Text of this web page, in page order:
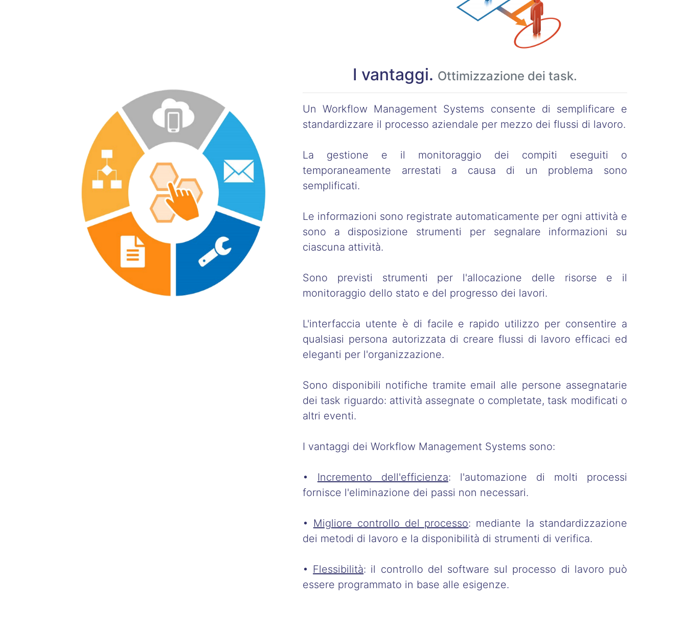
I vantaggi. Ottimizzazione dei task.
Un Workflow Management Systems consente di semplificare e
standardizzare il processo aziendale per mezzo dei flussi di lavoro.
La gestione e il monitoraggio dei compiti eseguiti o
temporaneamente arrestati a causa di un problema sono
semplificati.
Le informazioni sono registrate automaticamente per ogni attività e
sono a disposizione strumenti per segnalare informazioni su
ciascuna attività.
Sono previsti strumenti per l'allocazione delle risorse e il
monitoraggio dello stato e del progresso dei lavori.
L'interfaccia utente è di facile e rapido utilizzo per consentire a
qualsiasi persona autorizzata di creare flussi di lavoro efficaci ed
eleganti per l'organizzazione.
Sono disponibili notifiche tramite email alle persone assegnatarie
dei task riguardo: attività assegnate o completate, task modificati o
altri eventi.
I vantaggi dei Workflow Management Systems sono:
• Incremento dell'efficienza: l'automazione di molti processi
fornisce l'eliminazione dei passi non necessari.
• Migliore controllo del processo: mediante la standardizzazione
dei metodi di lavoro e la disponibilità di strumenti di verifica.
• Flessibilità: il controllo del software sul processo di lavoro può
essere programmato in base alle esigenze.